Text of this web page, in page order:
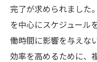
完了が求められました
を中心にスケジュール
働時間に影響を与えな
効率を高めるために、